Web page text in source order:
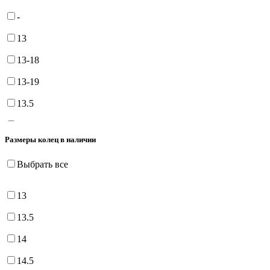
-
13
13-18
13-19
13.5
14-18
14-19
14.5
14.5-18.5
15
15-18
Размеры колец в наличии
Выбрать все
13
13.5
14
14.5